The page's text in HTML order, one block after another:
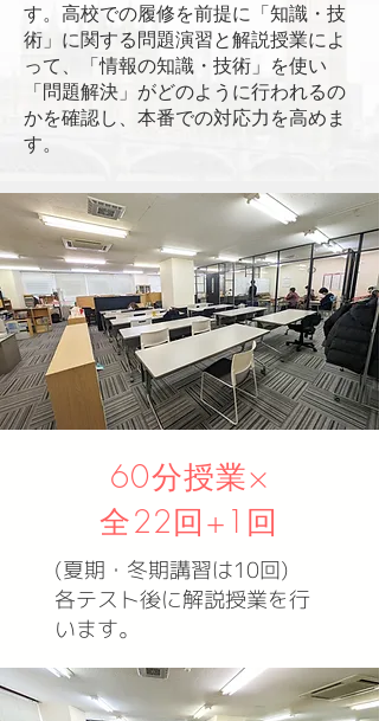
す。高校での履修を前提に「知識・技
術」に関する問題演習と解説授業によ
って、「情報の知識・技術」を使い
「問題解決」がどのように行われるの
かを確認し、本番での対応力を高めま
す。
60分授業×
全22回+1回
(夏期・冬期講習は10回)
各テスト後に解説授業を行
います。